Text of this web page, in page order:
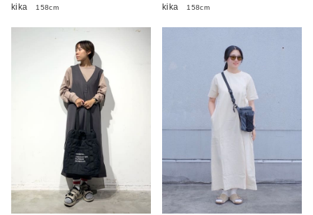
kika 158cm kika 158cm